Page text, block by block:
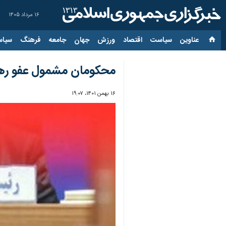
۱۶ مرداد ۱۴۰۵
عناوین‌ سیاست اقتصاد ورزش جهان جامعه فرهنگ
محکومان مشمول عفو رهبر انقلاب در
۱۶ بهمن ۱۴۰۱، ۱۹:۰۷